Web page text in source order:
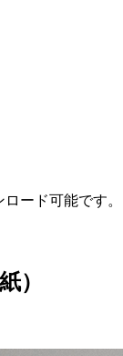
ード可能です。
）